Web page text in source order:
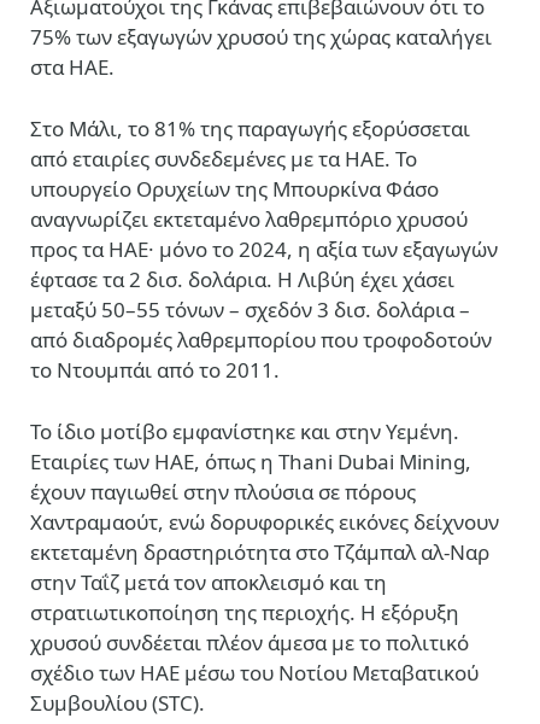
Αξιωματούχοι της Γκάνας επιβεβαιώνουν ότι το
75% των εξαγωγών χρυσού της χώρας καταλήγει
στα ΗΑΕ.
Στο Μάλι, το 81% της παραγωγής εξορύσσεται
από εταιρίες συνδεδεμένες με τα ΗΑΕ. Το
υπουργείο Ορυχείων της Μπουρκίνα Φάσο
αναγνωρίζει εκτεταμένο λαθρεμπόριο χρυσού
προς τα ΗΑΕ· μόνο το 2024, η αξία των εξαγωγών
έφτασε τα 2 δισ. δολάρια. Η Λιβύη έχει χάσει
μεταξύ 50–55 τόνων – σχεδόν 3 δισ. δολάρια –
από διαδρομές λαθρεμπορίου που τροφοδοτούν
το Ντουμπάι από το 2011.
Το ίδιο μοτίβο εμφανίστηκε και στην Υεμένη.
Εταιρίες των ΗΑΕ, όπως η Thani Dubai Mining,
έχουν παγιωθεί στην πλούσια σε πόρους
Χαντραμαούτ, ενώ δορυφορικές εικόνες δείχνουν
εκτεταμένη δραστηριότητα στο Τζάμπαλ αλ-Ναρ
στην Ταΐζ μετά τον αποκλεισμό και τη
στρατιωτικοποίηση της περιοχής. Η εξόρυξη
χρυσού συνδέεται πλέον άμεσα με το πολιτικό
σχέδιο των ΗΑΕ μέσω του Νοτίου Μεταβατικού
Συμβουλίου (STC).